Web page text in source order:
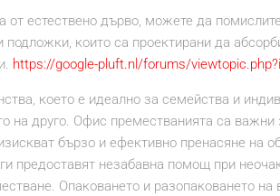
от естествено дърво, можете да
които са проектирани да
https://google-pluft.nl/forums/
което е идеално за семейства и
на друго. Офис преместванията са важни
бързо и ефективно пренасяне на
предоставят незабавна помощ при
Опаковането и разопаковането на